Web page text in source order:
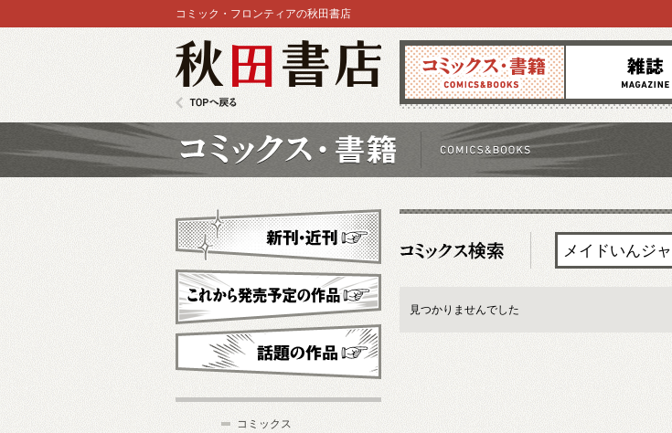
コミックス 雑誌
コミック・フロンティアの秋田書店
見つかりませんでした
新刊・近刊
これから発売予定
コミックス